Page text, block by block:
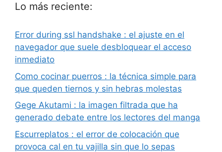
Lo más reciente:
Error during ssl handshake : el ajuste en el
navegador que suele desbloquear el acceso
inmediato
Como cocinar puerros : la técnica simple para
que queden tiernos y sin hebras molestas
Gege Akutami : la imagen filtrada que ha
generado debate entre los lectores del manga
Escurreplatos : el error de colocación que
provoca cal en tu vajilla sin que lo sepas